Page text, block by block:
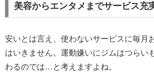
美容からエンタメまでサービス充
安いとは言え、使わないサービスに毎月
はいきません。運動嫌いにジムはつらい
わるのでは…と考えますよね。